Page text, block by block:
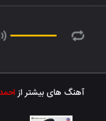
آهنگ های بیشتر از